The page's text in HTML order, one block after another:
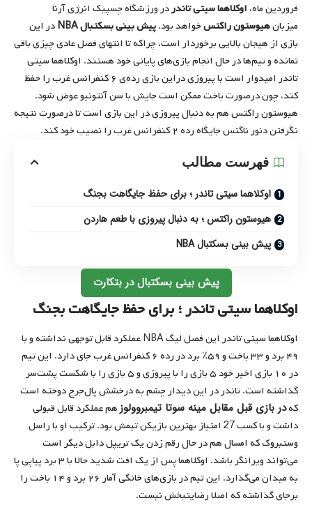
فروردین ماه، اوکلاهما‌ سیتی ‌تاندردر ورزشگاه چسپیک‌ انرژی ‌آرنا
میزبانهیوستون راکتسخواهد بود.پیش بینی بسکتبال NBA
در این
بازی از هیجان بالایی برخوردار است، چراکه تا انتهای فصل عادی چیزی باقی
نمانده و تیم‌ها در حال انجام بازی‌های پایانی خود هستند. اوکلاهما‌ سیتی‌
تاندر امیدوار است با پیروزی در‌این بازی رده‌‌ی ۶ کنفرانس غرب را حفظ
کند، چون در‌صورت باخت ممکن است جایش با سن آنتونیو عوض شود.
هیوستون راکتس هم به دنبال پیروزی در این بازی است تا در‌صورت نتیجه
نگرفتن دنور ناگتس جایگاه رده ‌۲ کنفرانس غرب را نصیب خود کند.
فهرست مطالب
اوکلاهما ‌سیتی ‌تاندر ؛ برای حفظ جایگاهت بجنگ
هیوستون راکتس ؛ به دنبال پیروزی با طعم هاردن
پیش بینی بسکتبال NBA
پیش بینی بسکتبال در بتکارت
اوکلاهما ‌سیتی ‌تاندر ؛ برای حفظ جایگاهت بجنگ
اوکلاهما ‌سیتی ‌تاندر این فصل لیگ NBA عملکرد قابل توجهی نداشته و با
۴۹ برد و ۳۳ باخت و ‌۵۹٪ برد در رده‌ ۶ کنفرانس غرب جای دارد. این تیم
در ۱۰ بازی اخیر خود ۵ بازی را با پیروزی و ۵ ‌بازی را با شکست پشت‌سر
گذاشته است. تاندر در این دیدار چشم به درخشش پال‌جرج دوخته‌ است
کهدر بازی قبل مقابل مینه سوتا ‌تیمبروولوزهم عملکرد قابل قبولی
داشت و با کسب 27 ‌امتیاز بهترین بازیکن تیمش بود. ترکیب او با راسل
وستبروک که امسال هم در حال رقم زدن یک تریپل دابل دیگر است
می‌تواند ویرانگر باشد. اوکلاهما پس از یک افت شدید حالا با ۳ برد پیاپی پا
به میدان می‌گذارد. این تیم در بازی‌های خانگی آمار ۲۶ برد و ۱۴ باخت را
برجای گذاشته که اصلا رضایتبخش نیست.